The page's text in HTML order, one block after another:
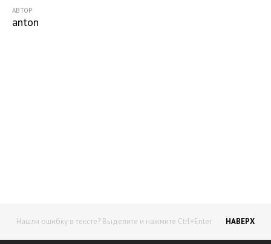
АВТОР
anton
Нашли ошибку в тексте? Выделите и нажмите Ctrl+Enter НАВЕРХ